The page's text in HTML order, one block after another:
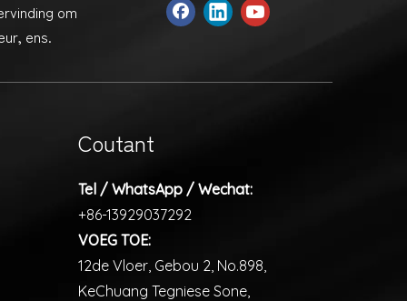
om
ens.
Coutant
Tel / WhatsApp / Wechat:
+86-13929037292
VOEG TOE:
12de Vloer, Gebou 2, No.898,
KeChuang Tegniese Sone,